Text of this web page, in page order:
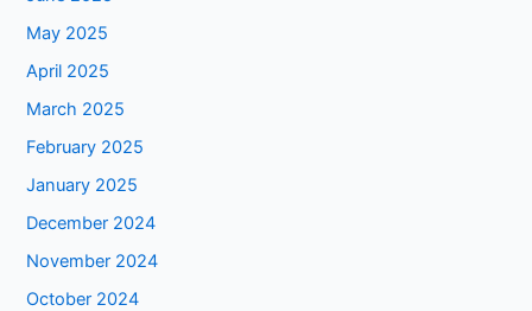
May 2025
April 2025
March 2025
February 2025
January 2025
December 2024
November 2024
October 2024